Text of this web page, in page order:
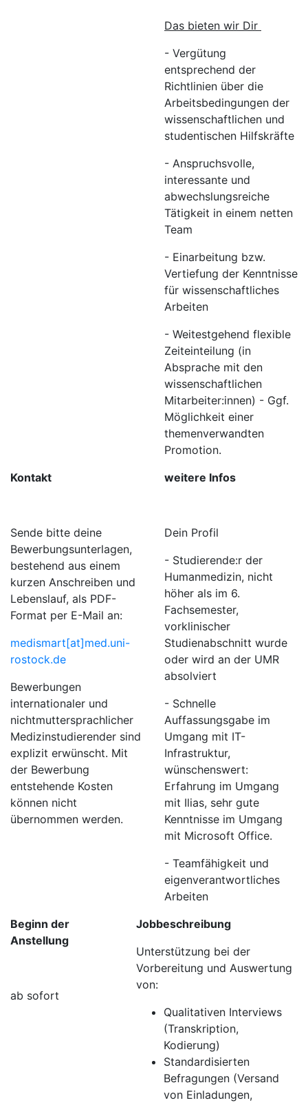
Das bieten wir Dir
- Vergütung
entsprechend der
Richtlinien über die
Arbeitsbedingungen der
wissenschaftlichen und
studentischen Hilfskräfte
- Anspruchsvolle,
interessante und
abwechslungsreiche
Tätigkeit in einem netten
Team
- Einarbeitung bzw.
Vertiefung der Kenntnisse
für wissenschaftliches
Arbeiten
- Weitestgehend flexible
Zeiteinteilung (in
Absprache mit den
wissenschaftlichen
Mitarbeiter:innen) - Ggf.
Möglichkeit einer
themenverwandten
Promotion.
Kontakt
Sende bitte deine
Bewerbungsunterlagen,
bestehend aus einem
kurzen Anschreiben und
Lebenslauf, als PDF-
Format per E-Mail an:
medismart[at]med.uni-
rostock.de
Bewerbungen
internationaler und
nichtmuttersprachlicher
Medizinstudierender sind
explizit erwünscht. Mit
der Bewerbung
entstehende Kosten
können nicht
übernommen werden.
weitere Infos
Dein Profil
- Studierende:r der
Humanmedizin, nicht
höher als im 6.
Fachsemester,
vorklinischer
Studienabschnitt wurde
oder wird an der UMR
absolviert
- Schnelle
Auffassungsgabe im
Umgang mit IT-
Infrastruktur,
wünschenswert:
Erfahrung im Umgang
mit Ilias, sehr gute
Kenntnisse im Umgang
mit Microsoft Office.
- Teamfähigkeit und
eigenverantwortliches
Arbeiten
Beginn der
Anstellung
ab sofort
Jobbeschreibung
Unterstützung bei der
Vorbereitung und Auswertung
von:
Qualitativen Interviews
(Transkription,
Kodierung)
Standardisierten
Befragungen (Versand
von Einladungen,